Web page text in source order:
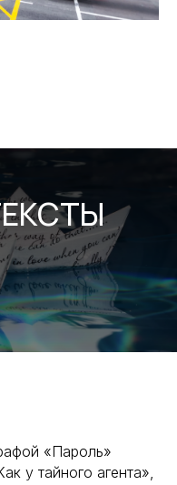
«Пароль»
у тайного агента»,